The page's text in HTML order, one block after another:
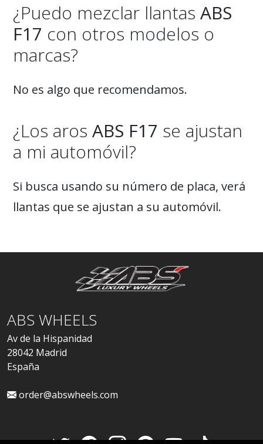
¿Puedo mezclar llantas ABS
F17 con otros modelos o
marcas?
No es algo que recomendamos.
¿Los aros ABS F17 se ajustan
a mi automóvil?
Si busca usando su número de placa, verá
llantas que se ajustan a su automóvil.
ABS WHEELS
Av de la Hispanidad
28042 Madrid
España
order@abswheels.com